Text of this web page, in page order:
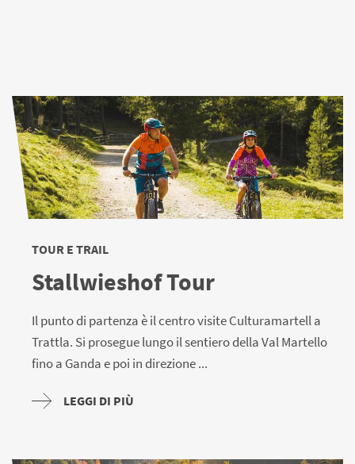
I tour per MTB che si snodano attraverso il Parco Nazionale
dello Stelvio offrono una vista impressionante sulle catene
montuose e sulle cime circostanti. Numerosi rifugi lungo i
percorsi offrono ai ciclisti la possibilità di riposarsi e gustare
le specialità regionali altoatesine.
I percorsi per la mountain bike sono ben segnalati e i relativi
dati GPS sono disponibili per il download gratuito. Inoltre,
TOUR E TRAIL
Stallwieshof Tour
Il punto di partenza è il centro visite Culturamartell a
Trattla. Si prosegue lungo il sentiero della Val Martello
fino a Ganda e poi in direzione ...
LEGGI DI PIÙ